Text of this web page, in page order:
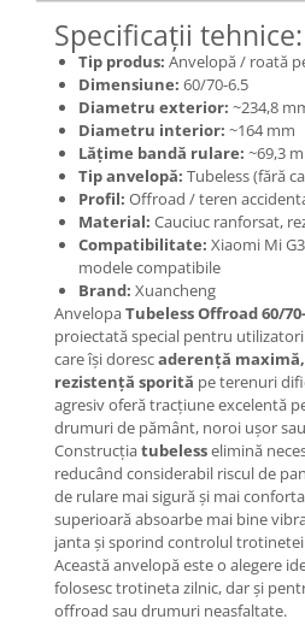
Cabluri motoare
Senzori Hall
Controlere & Conversoare DC/DC
Încărcătoare
Prize de încărcare
Cabluri pentru baterii
Componente baterii
Localizatoare GPS
Mecanică
Furci / mânere principale &
secundare
Pliere, pasadores & tije
Crickuri / suporturi parcare
Suspensii & amortizoare
Rulmenți
Transmisii & lanțuri
Claxoane / sonerii (timbres)
Specificații tehnice:
Tip produs: Anvelopă / roată
Dimensiune: 60/70-6.5
Diametru exterior: ~234,8
Diametru interior: ~164 mm
Lățime bandă rulare: ~69,3
Tip anvelopă: Tubeless (fără
Profil: Offroad / teren
Material: Cauciuc ranforsat,
Compatibilitate: Xiaomi Mi
modele compatibile
Brand: Xuancheng
AnvelopaTubeless Offroad 60/
proiectată special pentru
care își dorescaderență
rezistență sporită pe terenuri
agresiv oferă tracțiune excelentă
drumuri de pământ, noroi ușor
Construcțiatubelesselimină
reducând considerabil riscul de
de rulare mai sigură și mai
superioară absoarbe mai bine
janta și sporind controlul
Această anvelopă este o alegere
folosesc trotineta zilnic, dar și
offroad sau drumuri neasfaltate.